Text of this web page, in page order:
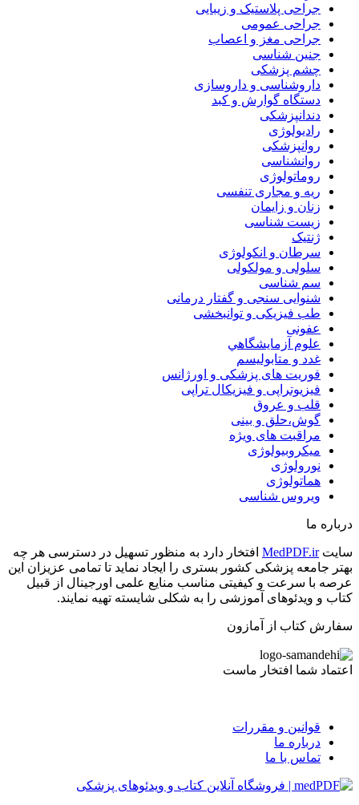
جراحی پلاستیک و زیبایی
جراحی عمومی
جراحی مغز و اعصاب
جنین شناسی
چشم پزشکی
داروشناسی و داروسازی
دستگاه گوارش و کبد
دندانپزشکی
رادیولوژی
روانپزشکی
روانشناسی
روماتولوژی
ریه و مجاری تنفسی
زنان و زایمان
زیست شناسی
ژنتیک
سرطان و انکولوژی
سلولی و مولکولی
سم شناسی
شنوایی سنجی و گفتار درمانی
طب فیزیکی و توانبخشی
عفونی
علوم آزمايشگاهي
غدد و متابولیسم
فوریت های پزشکی و اورژانس
فیزیوتراپی و فیزیکال تراپی
قلب و عروق
گوش،حلق و بینی
مراقبت های ویژه
میکروبیولوژی
نورولوژی
هماتولوژی
ویروس شناسی
درباره ما
سایتMedPDF.ir افتخار دارد به منظور تسهیل در دسترسی هر چه
بهتر جامعه پزشکی کشور بستری را ایجاد نماید تا تمامی عزیزان این
عرصه با سرعت و کیفیتی مناسب منایع علمی اورجینال از قبیل
کتاب و ویدئوهای آموزشی را به شکلی شایسته تهیه نمایند.
سفارش کتاب از آمازون
اعتماد شما افتخار ماست
قوانین و مقررات
درباره ما
تماس با ما